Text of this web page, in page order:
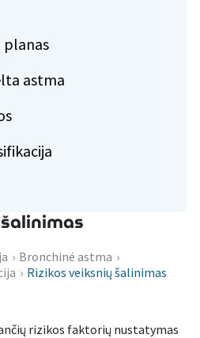
planas
astma
› Bronchinė astma ›
› Rizikos veiksnių šalinimas
rizikos faktorių nustatymas